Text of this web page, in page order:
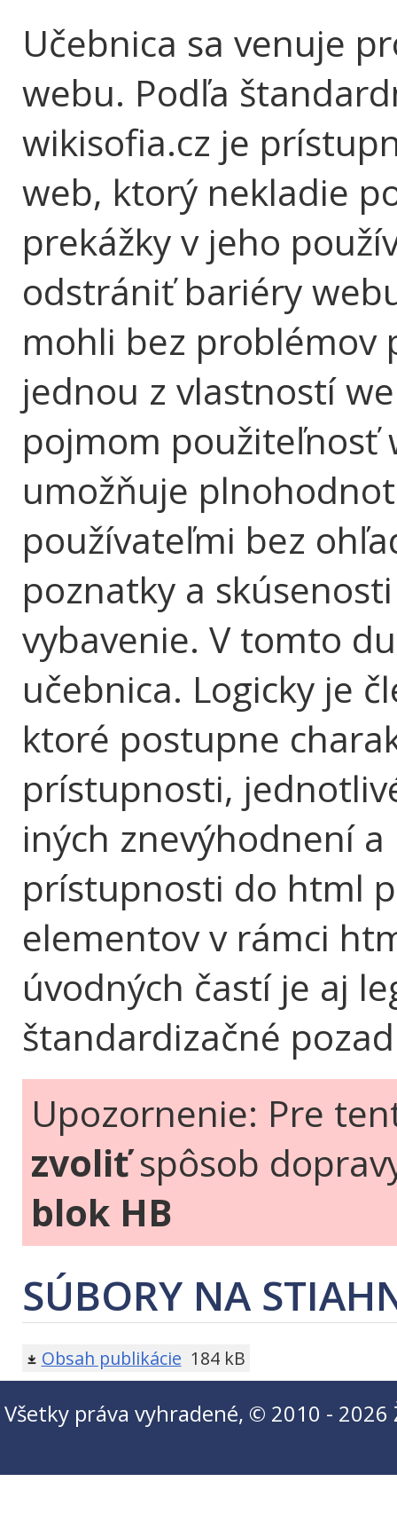
Učebnica sa venuje
webu. Podľa
wikisofia.cz je
web, ktorý nekladie
prekážky v jeho
odstrániť bariéry
mohli bez problémov
jednou z vlastností
pojmom použiteľnosť
umožňuje
používateľmi bez
poznatky a
vybavenie. V tomto
učebnica. Logicky je
ktoré postupne
prístupnosti,
iných znevýhodnení
prístupnosti do html
elementov v rámci
úvodných častí je aj
štandardizačné
Upozornenie: Pre
zvoliťspôsob
blok HB
SÚBORY NA
Obsah publikácie 184 kB
Všetky práva vyhradené, © 2010 -